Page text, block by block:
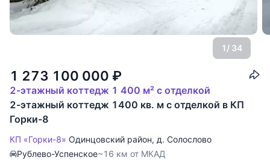
1/ 34
1 273 100 000 ₽
2-этажный коттедж 1 400 м² с отделкой
2-этажный коттедж 1400 кв. м с отделкой в КП
Горки-8
КП «Горки-8» Одинцовский район, д. Солослово
Рублево-Успенское~16 км от МКАД